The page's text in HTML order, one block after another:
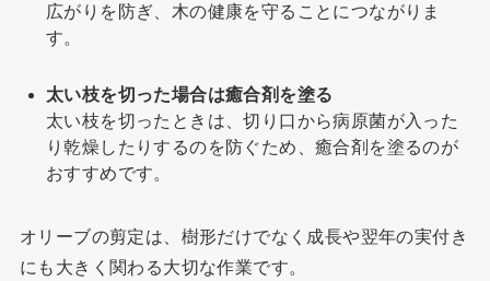
広がりを防ぎ、木の健康を守ることにつながりま
す。
太い枝を切った場合は癒合剤を塗る
太い枝を切ったときは、切り口から病原菌が入った
り乾燥したりするのを防ぐため、癒合剤を塗るのが
おすすめです。
オリーブの剪定は、樹形だけでなく成長や翌年の実付き
にも大きく関わる大切な作業です。